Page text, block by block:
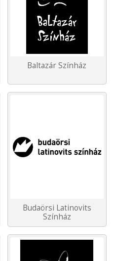
Baltazár Színház
Budaörsi Latinovits
Színház